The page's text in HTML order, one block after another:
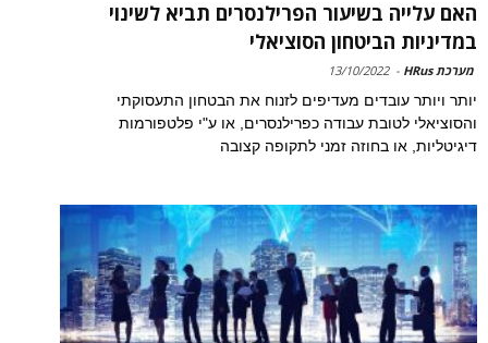
האם עלייה בשיעור הפרילנסרים תביא לשינוי
במדיניות הביטחון הסוציאלי
מערכת HRus -
13/10/2022
יותר ויותר עובדים מעדיפים לזנוח את הבטחון התעסוקתי
והסוציאלי לטובת עבודה כפרילנסרים, או ע"י פלטפורמות
דיגיטליות, או בחוזה זמני לתקופה קצובה